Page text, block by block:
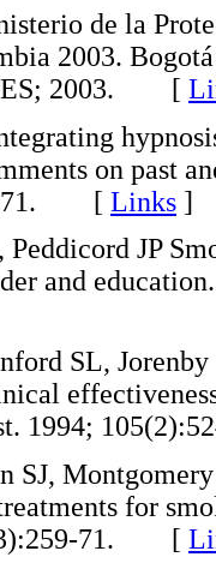
de la
2003.
FES; 2003. [
on past
71. [ Links ]
Peddicord JP
and
SL,
1994;
SJ,
for
71. [